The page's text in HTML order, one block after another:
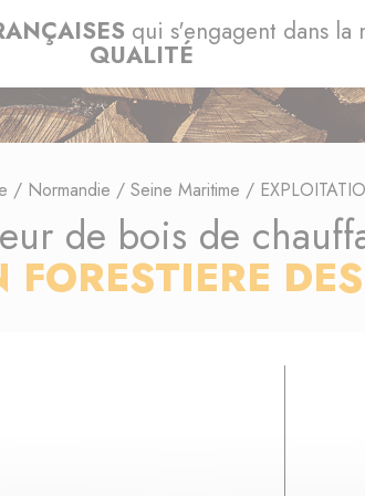
qui s'engagent dans la
QUALITÉ
/ Normandie / Seine Maritime /
de bois de